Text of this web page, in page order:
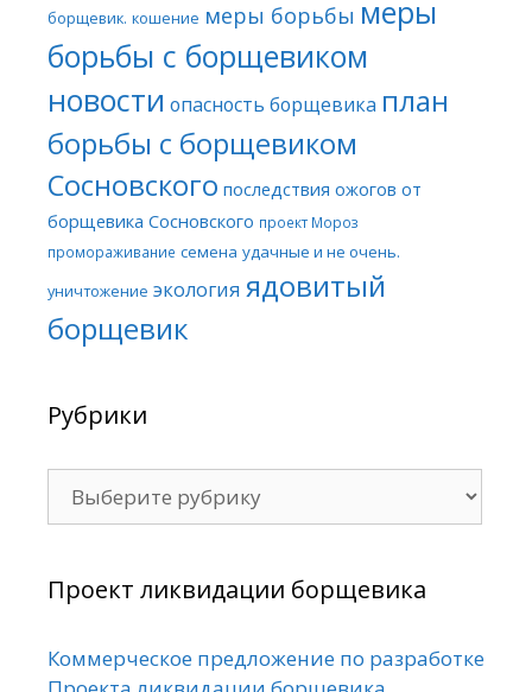
борщевик. кошение меры борьбы меры
борьбы с борщевиком
новости опасность борщевика план
борьбы с борщевиком
Сосновского последствия ожогов от
борщевика Сосновского проект Мороз
промораживание семена удачные и не очень.
уничтожение экология ядовитый
борщевик
Рубрики
Рубрики
Проект ликвидации борщевика
Коммерческое предложение по разработке